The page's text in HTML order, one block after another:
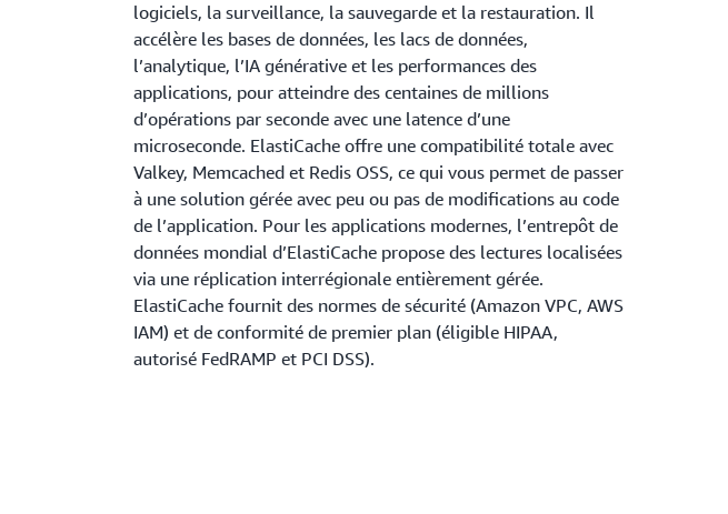
logiciels, la surveillance, la sauvegarde et la restauration. Il
accélère les bases de données, les lacs de données,
l’analytique, l’IA générative et les performances des
applications, pour atteindre des centaines de millions
d’opérations par seconde avec une latence d’une
microseconde. ElastiCache offre une compatibilité totale avec
Valkey, Memcached et Redis OSS, ce qui vous permet de passer
à une solution gérée avec peu ou pas de modifications au code
de l’application. Pour les applications modernes, l’entrepôt de
données mondial d’ElastiCache propose des lectures localisées
via une réplication interrégionale entièrement gérée.
ElastiCache fournit des normes de sécurité (Amazon VPC, AWS
IAM) et de conformité de premier plan (éligible HIPAA,
autorisé FedRAMP et PCI DSS).